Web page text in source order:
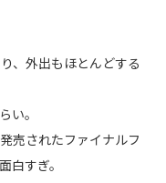
、外出もほとんどする
い。
売されたファイナルフ
白すぎ。